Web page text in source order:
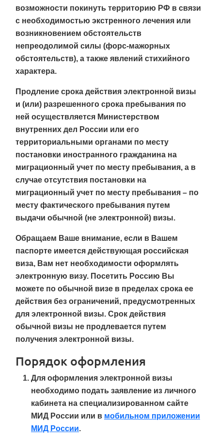
возможности покинуть территорию РФ в связи
с необходимостью экстренного лечения или
возникновением обстоятельств
непреодолимой силы (форс-мажорных
обстоятельств), а также явлений стихийного
характера.
Продление срока действия электронной визы
и (или) разрешенного срока пребывания по
ней осуществляется Министерством
внутренних дел России или его
территориальными органами по месту
постановки иностранного гражданина на
миграционный учет по месту пребывания, а в
случае отсутствия постановки на
миграционный учет по месту пребывания – по
месту фактического пребывания путем
выдачи обычной (не электронной) визы.
Обращаем Ваше внимание, если в Вашем
паспорте имеется действующая российская
виза, Вам нет необходимости оформлять
электронную визу. Посетить Россию Вы
можете по обычной визе в пределах срока ее
действия без ограничений, предусмотренных
для электронной визы. Срок действия
обычной визы не продлевается путем
получения электронной визы.
Порядок оформления
Для оформления электронной визы
необходимо подать заявление из личного
кабинета на специализированном сайте
МИД России или в мобильном приложении
МИД России.